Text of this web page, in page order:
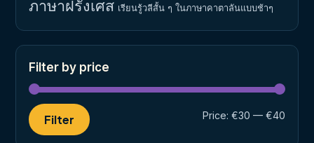
ภาษาฝรั่งเศส เรียนรู้วลีสั้น ๆ ในภาษาคาตาลันแบบช้าๆ
Filter by price
Filter Price: €30 — €40